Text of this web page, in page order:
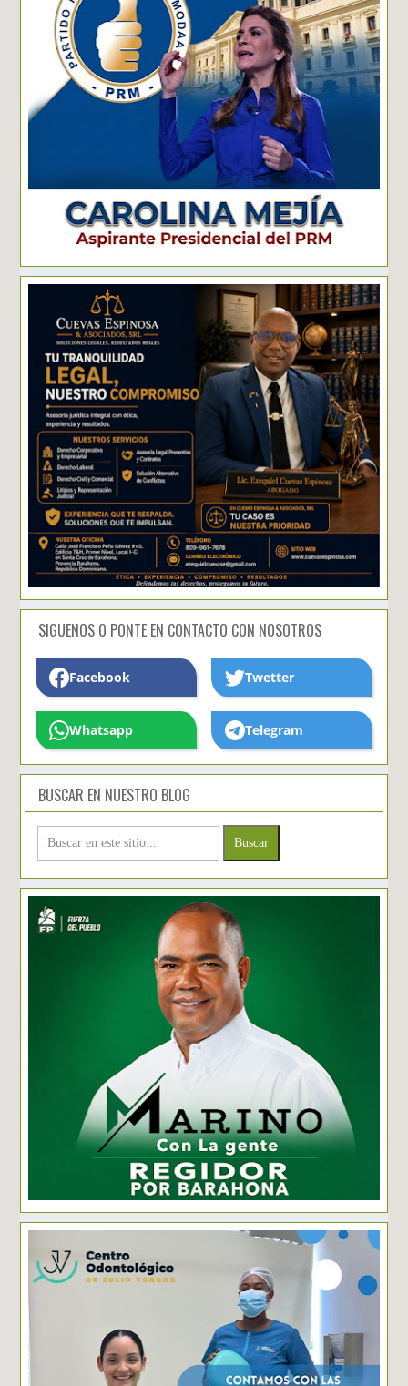
SIGUENOS O PONTE EN CONTACTO CON NOSOTROS
Facebook Twetter
Whatsapp Telegram
BUSCAR EN NUESTRO BLOG